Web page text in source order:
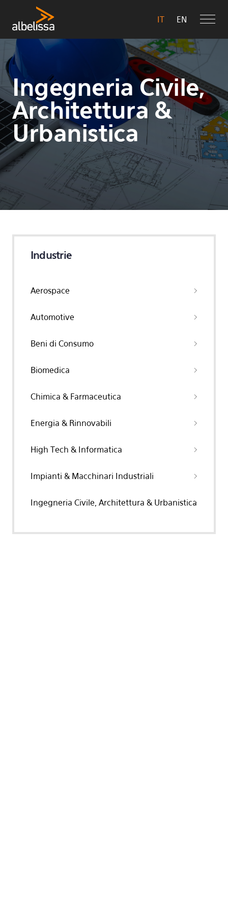
IT EN
Ingegneria Civile,
Architettura &
Urbanistica
Industrie
Aerospace
Automotive
Beni di Consumo
Biomedica
Chimica & Farmaceutica
Energia & Rinnovabili
High Tech & Informatica
Impianti & Macchinari Industriali
Ingegneria Civile, Architettura & Urbanistica